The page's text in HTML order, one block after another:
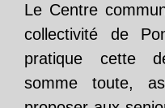
Le Centre
collectivité de
pratique cette
somme toute,